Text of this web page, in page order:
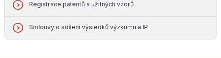
Registrace patentů a užitných vzorů
Smlouvy o sdílení výsledků výzkumu a IP